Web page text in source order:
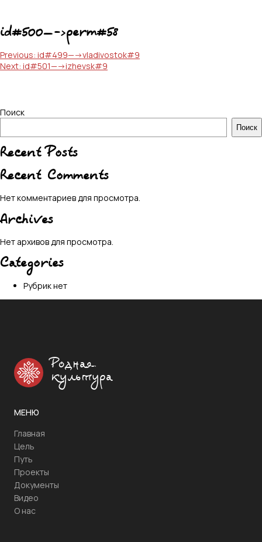
id#500—->perm#58
Навигация
по
Previous: id#499—->vladivostok#9
Next: id#501—->izhevsk#9
Поиск
Поиск
Recent Posts
Recent Comments
Нет комментариев для просмотра.
Archives
Нет архивов для просмотра.
Categories
Рубрик нет
Родная
культура
МЕНЮ
Главная
Цель
Путь
Проекты
Документы
Видео
О нас